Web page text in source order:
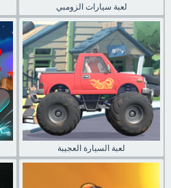
لعبة سيارات الزومبي
لعبة السيارة العجيبة